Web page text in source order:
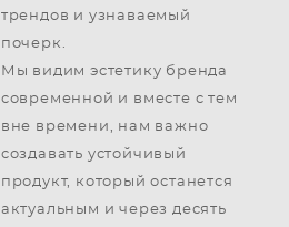
трендов и узнаваемый
почерк.
Мы видим эстетику бренда
современной и вместе с тем
вне времени, нам важно
создавать устойчивый
продукт, который останется
актуальным и через десять